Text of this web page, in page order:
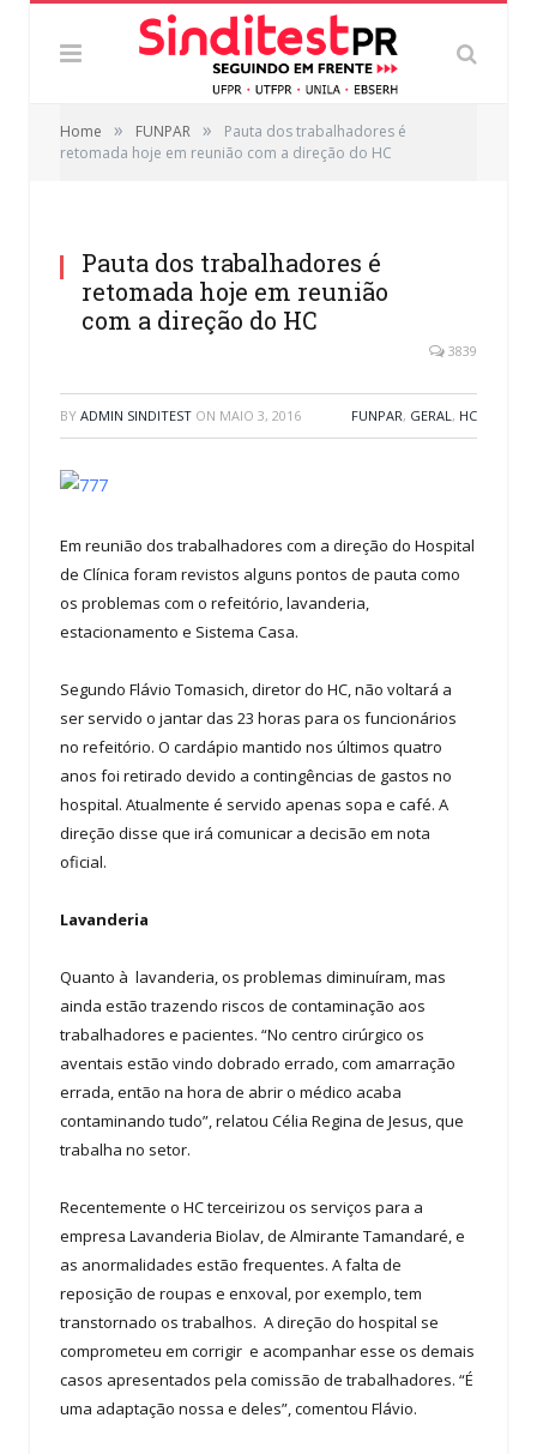
Home » FUNPAR »
Pauta dos trabalhadores é
retomada hoje em reunião com a direção do HC
Pauta dos trabalhadores é
retomada hoje em reunião
com a direção do HC
3839
BY ADMIN SINDITEST ON MAIO 3, 2016 FUNPAR, GERAL , HC
Em reunião dos trabalhadores com a direção do Hospital
de Clínica foram revistos alguns pontos de pauta como
os problemas com o refeitório, lavanderia,
estacionamento e Sistema Casa.
Segundo Flávio Tomasich, diretor do HC, não voltará a
ser servido o jantar das 23 horas para os funcionários
no refeitório. O cardápio mantido nos últimos quatro
anos foi retirado devido a contingências de gastos no
hospital. Atualmente é servido apenas sopa e café. A
direção disse que irá comunicar a decisão em nota
oficial.
Lavanderia
Quanto à lavanderia, os problemas diminuíram, mas
ainda estão trazendo riscos de contaminação aos
trabalhadores e pacientes. “No centro cirúrgico os
aventais estão vindo dobrado errado, com amarração
errada, então na hora de abrir o médico acaba
contaminando tudo”, relatou Célia Regina de Jesus, que
trabalha no setor.
Recentemente o HC terceirizou os serviços para a
empresa Lavanderia Biolav, de Almirante Tamandaré, e
as anormalidades estão frequentes. A falta de
reposição de roupas e enxoval, por exemplo, tem
transtornado os trabalhos. A direção do hospital se
comprometeu em corrigir e acompanhar esse os demais
casos apresentados pela comissão de trabalhadores. “É
uma adaptação nossa e deles”, comentou Flávio.